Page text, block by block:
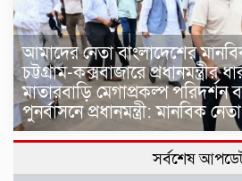
আমাদের নেতা বাংলাদেশের মানবিক
চট্টগ্রাম-কক্সবাজারে প্রধানমন্ত্রীর
মাতারবাড়ি মেগাপ্রকল্প পরিদর্শন
পুনর্বাসনে প্রধানমন্ত্রী: মানবিক
সর্বশেষ